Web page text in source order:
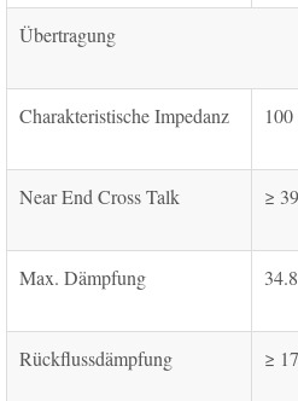
Übertragung
Charakteristische Impedanz
Near End Cross Talk ≥
Max. Dämpfung
Rückflussdämpfung ≥